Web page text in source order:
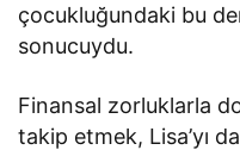
çocukluğundaki bu
sonucuydu.
Finansal zorluklarla
takip etmek, Lisa’yı